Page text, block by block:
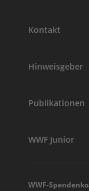
Kontakt
Hinweisgeber
Publikationen
WWF Junior
WWF-